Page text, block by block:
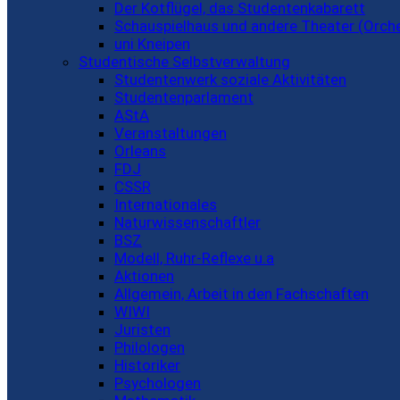
Der Kotflügel, das Studentenkabarett
Schauspielhaus und andere Theater
uni Kneipen
Studentische Selbstverwaltung
Studentenwerk soziale Aktivitäten
Studentenparlament
AStA
Veranstaltungen
Orleans
FDJ
CSSR
Internationales
Naturwissenschaftler
BSZ
Modell, Ruhr-Reflexe u.a
Aktionen
Allgemein, Arbeit in den Fachschaften
WIWI
Juristen
Philologen
Historiker
Psychologen